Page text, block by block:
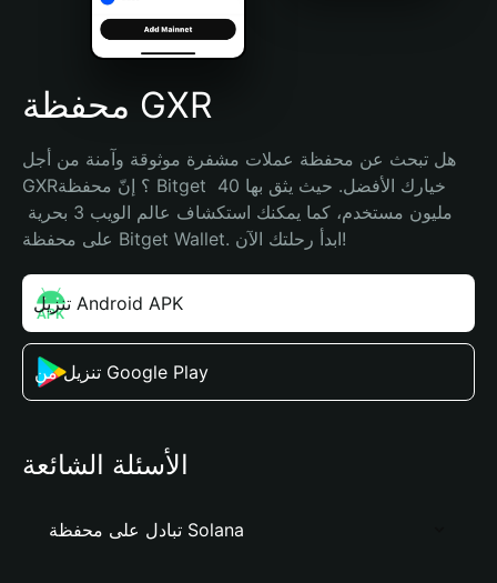
Português (Brasil)
Español (Argentina)
محفظة GXR
هل تبحث عن محفظة عملات مشفرة موثوقة وآمنة من أجل
GXR؟ إنّ محفظة Bitget خيارك الأفضل. حيث يثق بها 40
على محفظة Bitget Wallet. ابدأ رحلتك الآن!
تنزيل Android APK
تنزيل من Google Play
الأسئلة الشائعة
تبادل على محفظة Solana